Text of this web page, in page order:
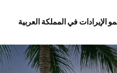
الإيرادات في المملكة العربية